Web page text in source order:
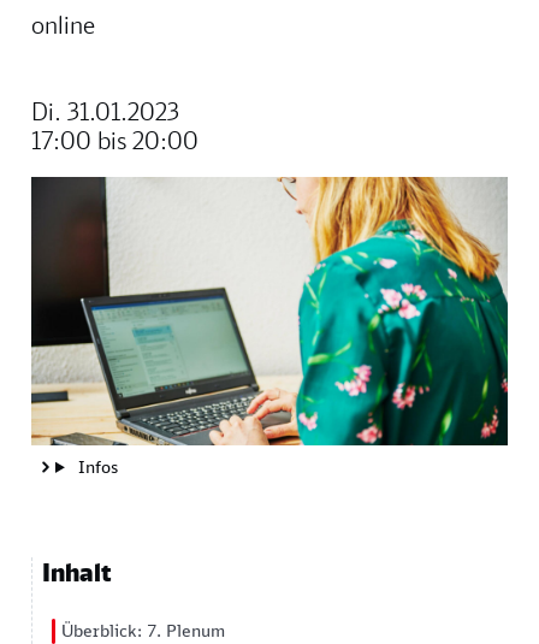
online
Di. 31.01.2023
17:00 bis 20:00
Image
Infos
Inhalt
Überblick: 7. Plenum